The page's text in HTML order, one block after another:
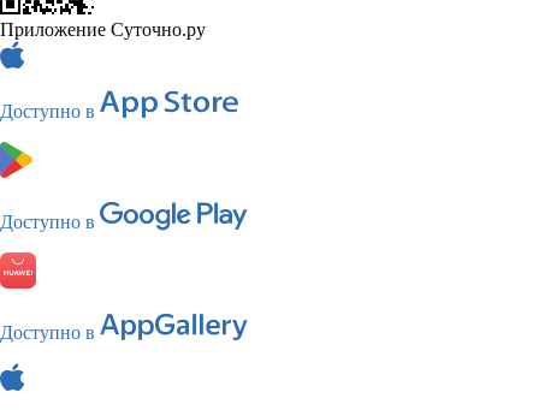
Приложение Суточно.ру
Доступно в
Доступно в
Доступно в